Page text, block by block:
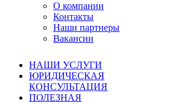
О компании
Контакты
Наши партнеры
Вакансии
НАШИ УСЛУГИ
ЮРИДИЧЕСКАЯ
КОНСУЛЬТАЦИЯ
ПОЛЕЗНАЯ